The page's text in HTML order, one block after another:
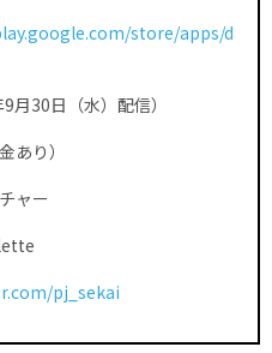
store/apps/d
30日（水）配信）
り）
ャー
pj_sekai